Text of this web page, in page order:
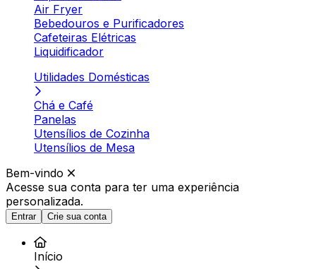
Air Fryer
Bebedouros e Purificadores
Cafeteiras Elétricas
Liquidificador
Utilidades Domésticas
Chá e Café
Panelas
Utensílios de Cozinha
Utensílios de Mesa
Bem-vindo
Acesse sua conta para ter uma experiência
personalizada.
Entrar Crie sua conta
Início